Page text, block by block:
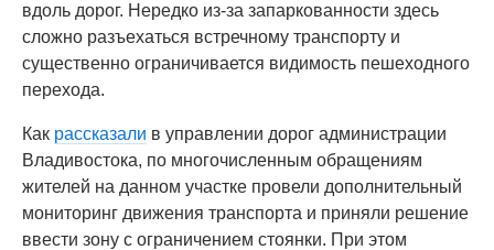
вдоль дорог. Нередко из-за запаркованности здесь
сложно разъехаться встречному транспорту и
существенно ограничивается видимость пешеходного
перехода.
Как рассказали в управлении дорог администрации
Владивостока, по многочисленным обращениям
жителей на данном участке провели дополнительный
мониторинг движения транспорта и приняли решение
ввести зону с ограничением стоянки. При этом